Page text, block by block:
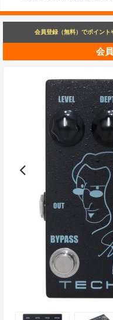
会員登録（無料）でポイント
会